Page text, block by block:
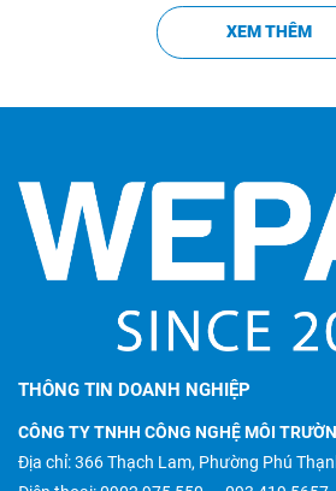
XEM THÊM
THÔNG TIN DOANH NGHIỆP
CÔNG TY TNHH CÔNG NGHỆ MÔI
Địa chỉ: 366 Thạch Lam, Phường Phú